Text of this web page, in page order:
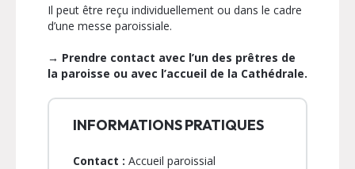
Il peut être reçu individuellement ou dans le cadre
d’une messe paroissiale.
→ Prendre contact avec l’un des prêtres de
la paroisse ou avec l’accueil de la Cathédrale.
INFORMATIONS PRATIQUES
Contact : Accueil paroissial